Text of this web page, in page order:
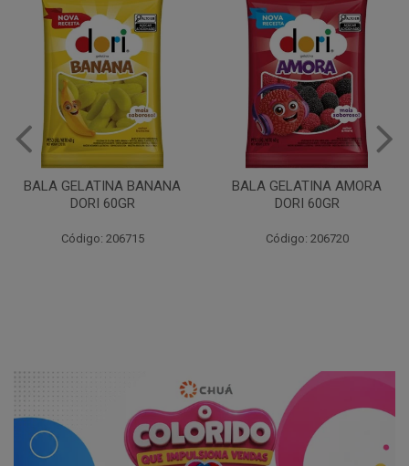
BALA GELATINA BANANA
DORI 60GR
Código: 206715
BALA GELATINA AMORA
DORI 60GR
Código: 206720